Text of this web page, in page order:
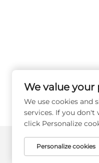
မူပိုင်ခွင့် © ၂၀
ကာကွယ်ထား
We value your
We use cookies and
services. If you don't
click Personalize
Personalize cookies